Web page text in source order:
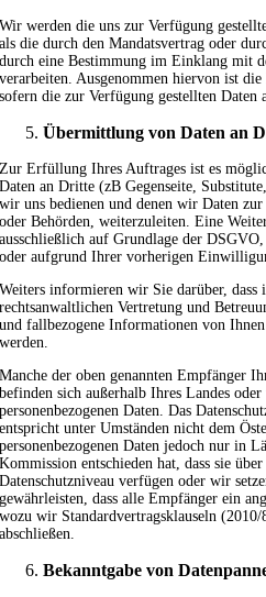
Wir werden die uns zur Verfügung
als die durch den Mandatsvertrag oder
durch eine Bestimmung im Einklang mit
verarbeiten. Ausgenommen hiervon ist
sofern die zur Verfügung gestellten Daten
Übermittlung von Daten an
Zur Erfüllung Ihres Auftrages ist es
Daten an Dritte (zB Gegenseite,
wir uns bedienen und denen wir Daten
oder Behörden, weiterzuleiten. Eine
ausschließlich auf Grundlage der
oder aufgrund Ihrer vorherigen
Weiters informieren wir Sie darüber, dass
rechtsanwaltlichen Vertretung und
und fallbezogene Informationen von
werden.
Manche der oben genannten Empfänger
befinden sich außerhalb Ihres Landes
personenbezogenen Daten. Das
entspricht unter Umständen nicht dem
personenbezogenen Daten jedoch nur in
Kommission entschieden hat, dass sie über
Datenschutzniveau verfügen oder wir
gewährleisten, dass alle Empfänger ein
wozu wir Standardvertragsklauseln
abschließen.
Bekanntgabe von